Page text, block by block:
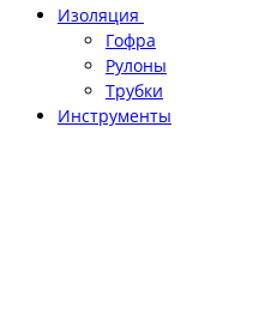
Изоляция
Гофра
Рулоны
Трубки
Инструменты